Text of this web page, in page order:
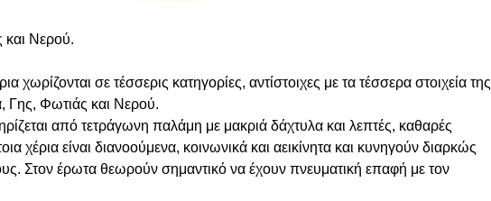
και Νερού.
χωρίζονται σε τέσσερις κατηγορίες, αντίστοιχες με τα τέσσερα στοιχεία της
Γης, Φωτιάς και Νερού.
από τετράγωνη παλάμη με μακριά δάχτυλα και λεπτές, καθαρές
χέρια είναι διανοούμενα, κοινωνικά και αεικίνητα και κυνηγούν διαρκώς
Στον έρωτα θεωρούν σημαντικό να έχουν πνευματική επαφή με τον